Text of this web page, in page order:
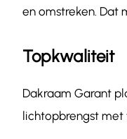
en omstreken. Dat
Topkwaliteit
Dakraam Garant
lichtopbrengst met